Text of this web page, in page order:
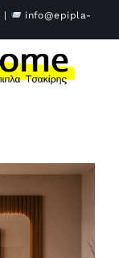
|
info@epipla-